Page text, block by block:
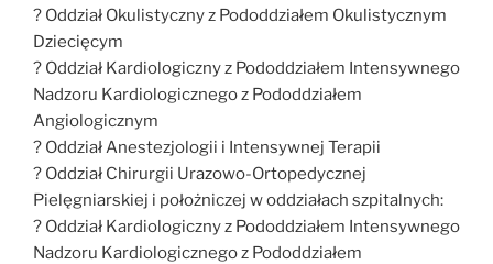
? Oddział Okulistyczny z Pododdziałem Okulistycznym
Dziecięcym
? Oddział Kardiologiczny z Pododdziałem Intensywnego
Nadzoru Kardiologicznego z Pododdziałem
Angiologicznym
? Oddział Anestezjologii i Intensywnej Terapii
? Oddział Chirurgii Urazowo-Ortopedycznej
Pielęgniarskiej i położniczej w oddziałach szpitalnych:
? Oddział Kardiologiczny z Pododdziałem Intensywnego
Nadzoru Kardiologicznego z Pododdziałem